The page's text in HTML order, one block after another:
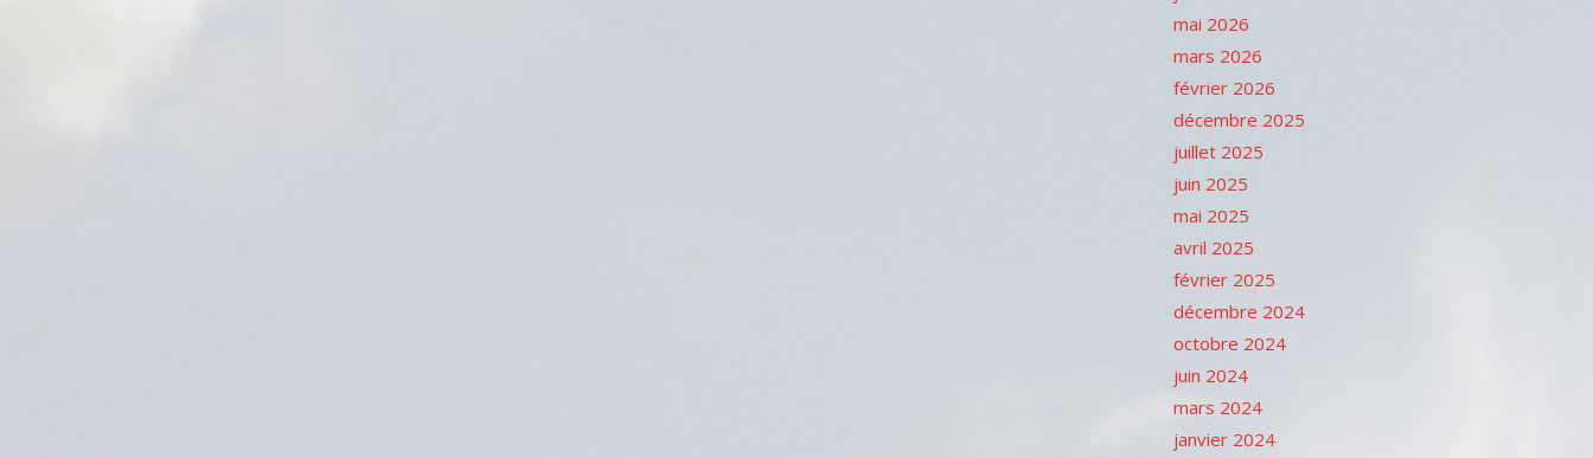
mai 2026
mars 2026
février 2026
décembre 2025
juillet 2025
juin 2025
mai 2025
avril 2025
février 2025
décembre 2024
octobre 2024
juin 2024
mars 2024
janvier 2024